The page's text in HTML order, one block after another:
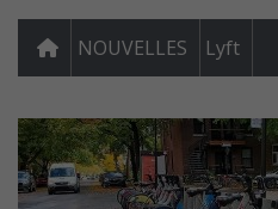
NOUVELLES Lyft